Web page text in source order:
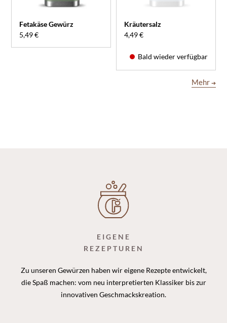
Fetakäse Gewürz
5,49 €
Kräutersalz
4,49 €
Bald wieder verfügbar
Mehr ➔
EIGENE
REZEPTUREN
Zu unseren Gewürzen haben wir eigene Rezepte entwickelt,
die Spaß machen: vom neu interpretierten Klassiker bis zur
innovativen Geschmackskreation.